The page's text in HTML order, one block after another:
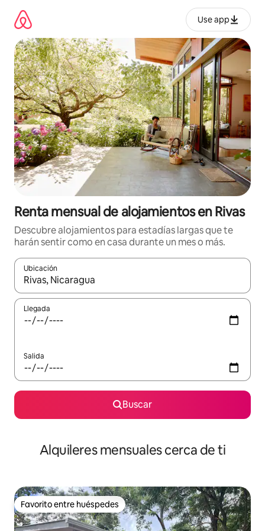
contenido
Use app
Renta mensual de alojamientos en Rivas
Descubre alojamientos para estadías largas que te
harán sentir como en casa durante un mes o más.
Ubicación
Cuando los resultados estén disponibles, navega con las
Llegada
Salida
Buscar
Alquileres mensuales cerca de ti
Favorito entre huéspedes
Favorito entre huéspedes